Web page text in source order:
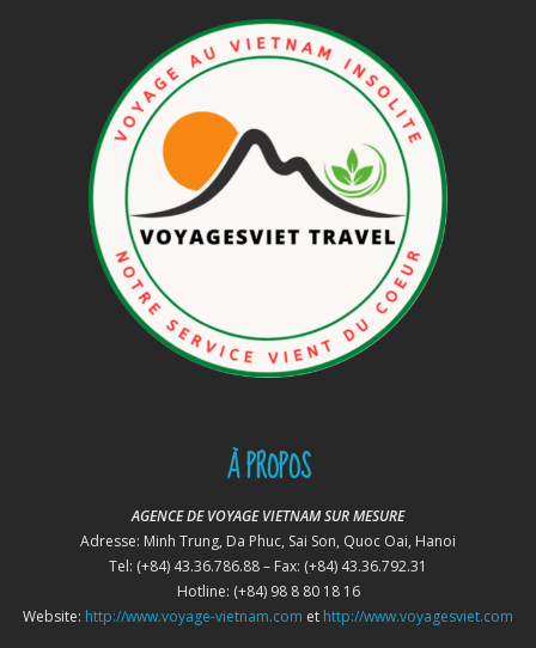
À PROPOS
AGENCE DE VOYAGE VIETNAM SUR MESURE
Adresse: Minh Trung, Da Phuc, Sai Son, Quoc Oai, Hanoi
Tel: (+84) 43.36.786.88 – Fax: (+84) 43.36.792.31
Hotline: (+84) 98 8 80 18 16
Website: http://www.voyage-vietnam.com et http://www.voyagesviet.com